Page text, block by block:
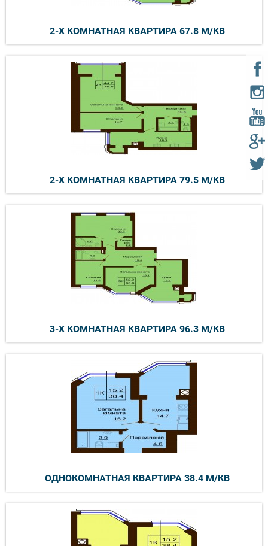
2-Х КОМНАТНАЯ КВАРТИРА 67.8 М/КВ
2-Х КОМНАТНАЯ КВАРТИРА 79.5 М/КВ
3-Х КОМНАТНАЯ КВАРТИРА 96.3 М/КВ
ОДНОКОМНАТНАЯ КВАРТИРА 38.4 М/КВ